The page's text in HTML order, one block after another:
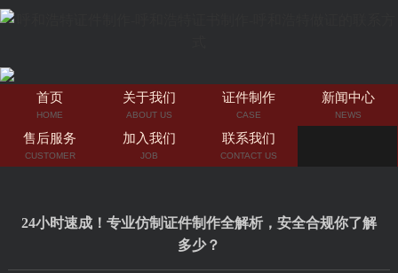
首页
HOME
关于我们
ABOUT US
证件制作
CASE
新闻中心
NEWS
售后服务
CUSTOMER
加入我们
JOB
联系我们
CONTACT US
24小时速成！专业仿制证件制作全解析，安全合规你了解
多少？